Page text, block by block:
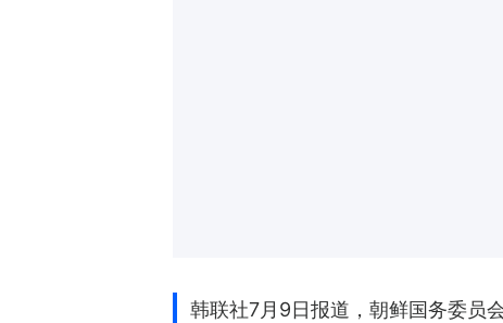
韩联社7月9日报道，朝鲜国务委员